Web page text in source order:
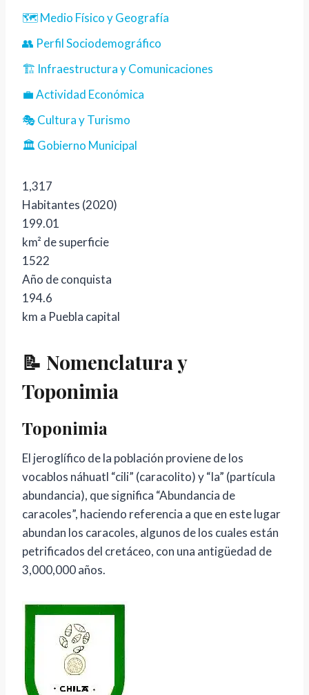
🗺️ Medio Físico y Geografía
👥 Perfil Sociodemográfico
🏗️ Infraestructura y Comunicaciones
💼 Actividad Económica
🎭 Cultura y Turismo
🏛️ Gobierno Municipal
1,317
Habitantes (2020)
199.01
km² de superficie
1522
Año de conquista
194.6
km a Puebla capital
📝 Nomenclatura y
Toponimia
Toponimia
El jeroglífico de la población proviene de los
vocablos náhuatl “cili” (caracolito) y “la” (partícula
abundancia), que significa “Abundancia de
caracoles”, haciendo referencia a que en este lugar
abundan los caracoles, algunos de los cuales están
petrificados del cretáceo, con una antigüedad de
3,000,000 años.